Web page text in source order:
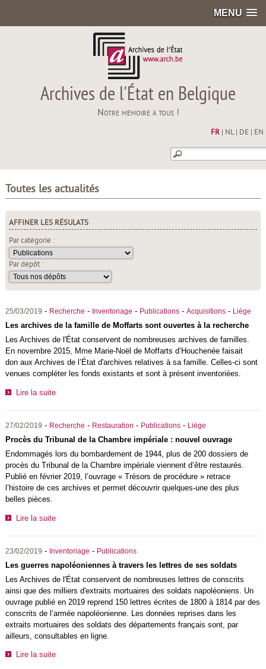
MENU
Archives de l'État en Belgique
Notre mémoire à tous !
FR| NL| DE EN
Toutes les actualités
AFFINER LES RÉSULATS
Par catégorie :
Par dépôt :
25/03/2019 - Recherche - Inventoriage - Publications- Acquisitions- Liège
Les archives de la famille de Moffarts sont ouvertes à la recherche
Les Archives de l'État conservent de nombreuses archives de familles.
En novembre 2015, Mme Marie-Noël de Moffarts d’Houchenée faisait
don aux Archives de l’État d'archives relatives à sa famille. Celles-ci sont
venues compléter les fonds existants et sont à présent inventoriées.
Lire la suite
27/02/2019 - Recherche - Restauration - Publications- Liège
Procès du Tribunal de la Chambre impériale : nouvel ouvrage
Endommagés lors du bombardement de 1944, plus de 200 dossiers de
procès du Tribunal de la Chambre impériale viennent d’être restaurés.
Publié en février 2019, l’ouvrage « Trésors de procédure » retrace
l’histoire de ces archives et permet découvrir quelques-une des plus
belles pièces.
Lire la suite
23/02/2019 - Inventoriage - Publications
Les guerres napoléoniennes à travers les lettres de ses soldats
Les Archives de l'État conservent de nombreuses lettres de conscrits
ainsi que des milliers d'extraits mortuaires des soldats napoléoniens. Un
ouvrage publié en 2019 reprend 150 lettres écrites de 1800 à 1814 par des
conscrits de l’armée napoléonienne. Les données reprises dans les
extraits mortuaires des soldats des départements français sont, par
ailleurs, consultables en ligne.
Lire la suite